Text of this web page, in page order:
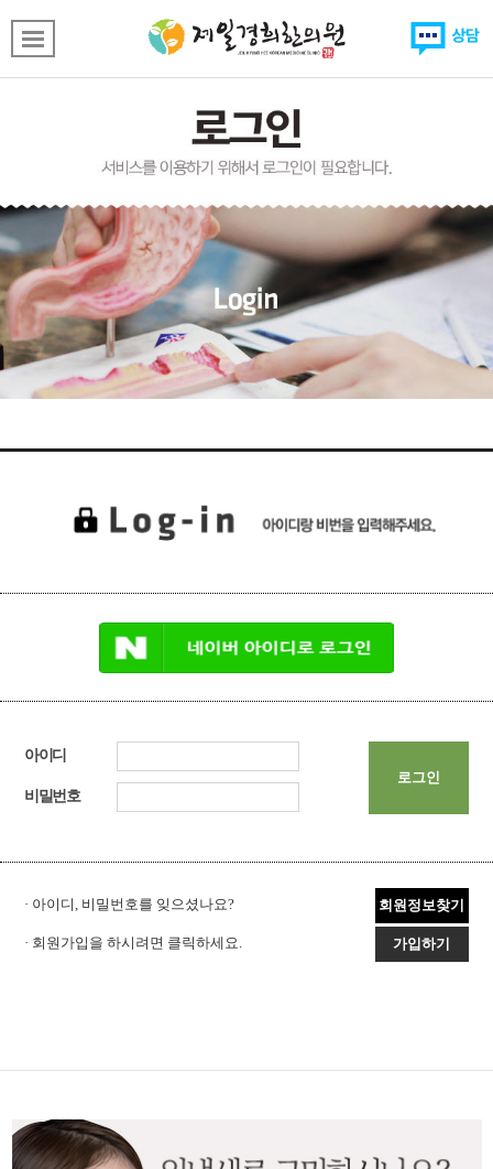
아이디
비밀번호
로그인
· 아이디, 비밀번호를 잊으셨나요? 회원정보찾기
· 회원가입을 하시려면 클릭하세요. 가입하기